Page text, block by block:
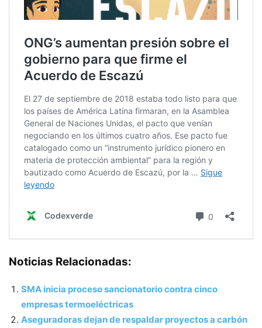
Noticias Relacionadas:
SMA inicia proceso sancionatorio contra cinco
empresas termoeléctricas
Aseguradoras dejan de respaldar proyectos a carbón